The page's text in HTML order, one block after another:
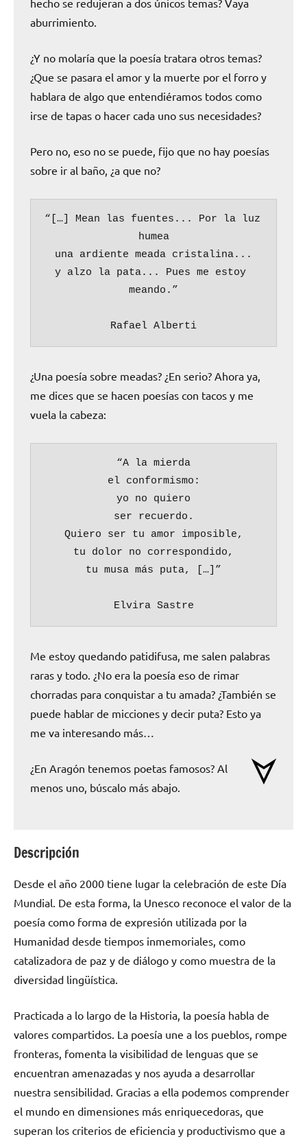
hecho se redujeran a dos únicos temas? Vaya
aburrimiento.
¿Y no molaría que la poesía tratara otros temas?
¿Que se pasara el amor y la muerte por el forro y
hablara de algo que entendiéramos todos como
irse de tapas o hacer cada uno sus necesidades?
Pero no, eso no se puede, fijo que no hay poesías
sobre ir al baño, ¿a que no?
“[…] Mean las fuentes... Por la luz
humea
una ardiente meada cristalina...
y alzo la pata... Pues me estoy
meando.”
Rafael Alberti
¿Una poesía sobre meadas? ¿En serio? Ahora ya,
me dices que se hacen poesías con tacos y me
vuela la cabeza:
“A la mierda
el conformismo:
yo no quiero
ser recuerdo.
Quiero ser tu amor imposible,
tu dolor no correspondido,
tu musa más puta, […]”
Elvira Sastre
Me estoy quedando patidifusa, me salen palabras
raras y todo. ¿No era la poesía eso de rimar
chorradas para conquistar a tu amada? ¿También se
puede hablar de micciones y decir puta? Esto ya
me va interesando más…
¿En Aragón tenemos poetas famosos? Al
menos uno, búscalo más abajo.
Descripción
Desde el año 2000 tiene lugar la celebración de este Día
Mundial. De esta forma, la Unesco reconoce el valor de la
poesía como forma de expresión utilizada por la
Humanidad desde tiempos inmemoriales, como
catalizadora de paz y de diálogo y como muestra de la
diversidad lingüística.
Practicada a lo largo de la Historia, la poesía habla de
valores compartidos. La poesía une a los pueblos, rompe
fronteras, fomenta la visibilidad de lenguas que se
encuentran amenazadas y nos ayuda a desarrollar
nuestra sensibilidad. Gracias a ella podemos comprender
el mundo en dimensiones más enriquecedoras, que
superan los criterios de eficiencia y productivismo que a